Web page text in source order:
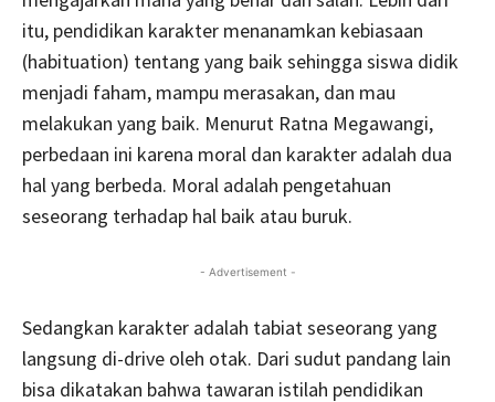
itu, pendidikan karakter menanamkan kebiasaan
(habituation) tentang yang baik sehingga siswa didik
menjadi faham, mampu merasakan, dan mau
melakukan yang baik. Menurut Ratna Megawangi,
perbedaan ini karena moral dan karakter adalah dua
hal yang berbeda. Moral adalah pengetahuan
seseorang terhadap hal baik atau buruk.
- Advertisement -
Sedangkan karakter adalah tabiat seseorang yang
langsung di-drive oleh otak. Dari sudut pandang lain
bisa dikatakan bahwa tawaran istilah pendidikan